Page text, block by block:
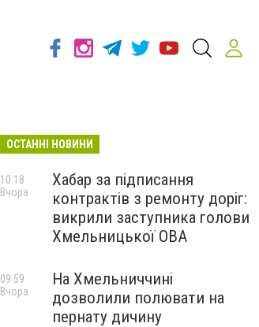
ОСТАННІ НОВИНИ
Хабар за підписання
контрактів з ремонту доріг:
викрили заступника голови
Хмельницької ОВА
10:18
Вчора
На Хмельниччині
дозволили полювати на
пернату дичину
09:59
Вчора